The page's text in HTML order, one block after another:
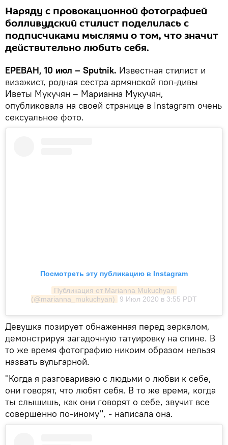
Наряду с провокационной фотографией
болливудский стилист поделилась с
подписчиками мыслями о том, что значит
действительно любить себя.
ЕРЕВАН, 10 июл – Sputnik. Известная стилист и
визажист, родная сестра армянской поп-дивы
Иветы Мукучян – Марианна Мукучян,
опубликовала на своей странице в Instagram очень
сексуальное фото.
Посмотреть эту публикацию в Instagram
Публикация от Marianna Mukuchyan
(@marianna_mukuchyan)
9 Июл 2020 в 3:55 PDT
Девушка позирует обнаженная перед зеркалом,
демонстрируя загадочную татуировку на спине. В
то же время фотографию никоим образом нельзя
назвать вульгарной.
"Когда я разговариваю с людьми о любви к себе,
они говорят, что любят себя. В то же время, когда
ты слышишь, как они говорят о себе, звучит все
совершенно по-иному", - написала она.